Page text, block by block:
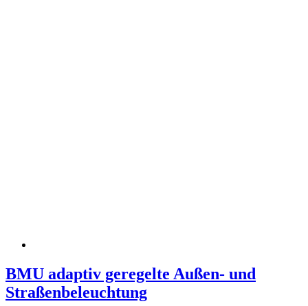
BMU adaptiv geregelte Außen- und
Straßenbeleuchtung